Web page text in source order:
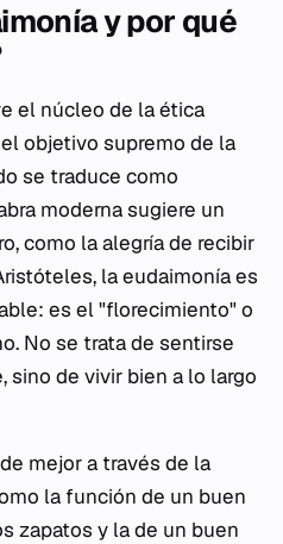
y por qué
el núcleo de la ética
objetivo supremo de la
se traduce como
moderna sugiere un
como la alegría de recibir
la eudaimonía es
es el "florecimiento" o
No se trata de sentirse
sino de vivir bien a lo largo
mejor a través de la
la función de un buen
zapatos y la de un buen